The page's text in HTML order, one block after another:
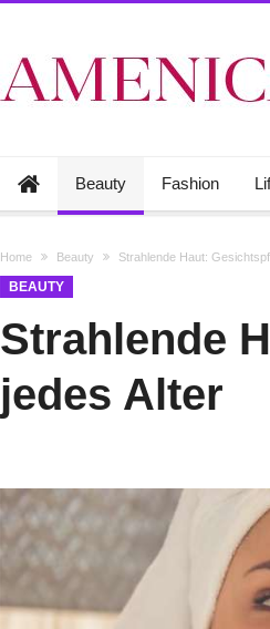
Beauty Fashion
Home Beauty Strahlende Haut:
BEAUTY
Strahlende
jedes Alter